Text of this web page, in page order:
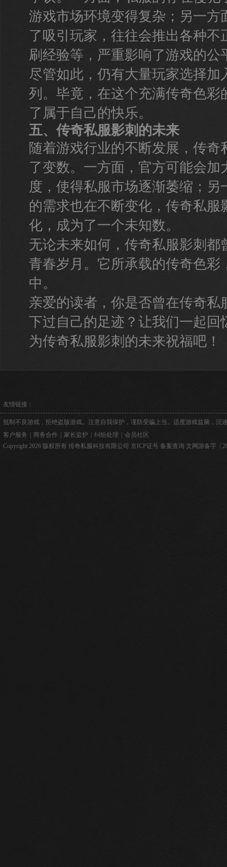
游戏市场环境变得复杂；另一方
了吸引玩家，往往会推出各种不
刷经验等，严重影响了游戏的公
尽管如此，仍有大量玩家选择加
列。毕竟，在这个充满传奇色彩
了属于自己的快乐。
五、传奇私服影刺的未来
随着游戏行业的不断发展，传奇
了变数。一方面，官方可能会加
度，使得私服市场逐渐萎缩；另
的需求也在不断变化，传奇私服
化，成为了一个未知数。
无论未来如何，传奇私服影刺都
青春岁月。它所承载的传奇色彩
中。
亲爱的读者，你是否曾在传奇私
下过自己的足迹？让我们一起回
为传奇私服影刺的未来祝福吧！
友情链接：
抵制不良游戏，拒绝盗版游戏。注意自我保护，谨防受骗上当。适度游戏益脑，沉
客户服务
商务合作 家长监护 纠纷处理
会员社区
Copyright 2026 版权所有 传奇私服科技有限公司 京ICP证号 备案查询 文网游备字〔